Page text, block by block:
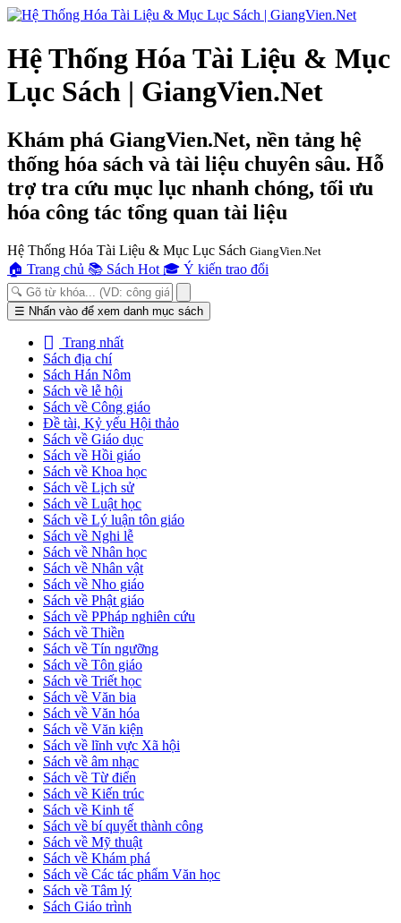
Hệ Thống Hóa Tài Liệu & Mục
Lục Sách | GiangVien.Net
Khám phá GiangVien.Net, nền tảng hệ
thống hóa sách và tài liệu chuyên sâu. Hỗ
trợ tra cứu mục lục nhanh chóng, tối ưu
hóa công tác tổng quan tài liệu
Hệ Thống Hóa Tài Liệu & Mục Lục Sách GiangVien.Net
🏠 Trang chủ 📚 Sách Hot 🎓 Ý kiến trao đổi
Toggle
navigation
☰ Nhấn vào để xem danh mục sách
Trang nhất
Sách địa chí
Sách Hán Nôm
Sách về lễ hội
Sách về Công giáo
Đề tài, Kỷ yếu Hội thảo
Sách về Giáo dục
Sách về Hồi giáo
Sách về Khoa học
Sách về Lịch sử
Sách về Luật học
Sách về Lý luận tôn giáo
Sách về Nghi lễ
Sách về Nhân học
Sách về Nhân vật
Sách về Nho giáo
Sách về Phật giáo
Sách về PPháp nghiên cứu
Sách về Thiền
Sách về Tín ngưỡng
Sách về Tôn giáo
Sách về Triết học
Sách về Văn bia
Sách về Văn hóa
Sách về Văn kiện
Sách về lĩnh vực Xã hội
Sách về âm nhạc
Sách về Từ điển
Sách về Kiến trúc
Sách về Kinh tế
Sách về bí quyết thành công
Sách về Mỹ thuật
Sách về Khám phá
Sách về Các tác phẩm Văn học
Sách về Tâm lý
Sách Giáo trình